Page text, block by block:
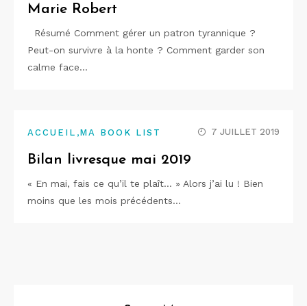
Marie Robert
Résumé Comment gérer un patron tyrannique ?
Peut-on survivre à la honte ? Comment garder son
calme face…
ACCUEIL ,MA BOOK LIST 7 JUILLET 2019
Bilan livresque mai 2019
« En mai, fais ce qu’il te plaît… » Alors j’ai lu ! Bien
moins que les mois précédents…